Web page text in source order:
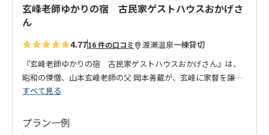
玄峰老師ゆかりの宿 古民家ゲストハウスおかげさ
ん
4.7716 件の口コミ 渡瀬温泉一棟貸切
『玄峰老師ゆかりの宿 古民家ゲストハウスおかげさん』は、
昭和の傑僧、山本玄峰老師の父 岡本善蔵が、玄峰に家督を譲り
隠居する際に建てられた家屋で、１日１組様限定一棟貸しのお
落ち着きのある古き良き日本の雰囲気を感じさせてくれる築130
年の古民家で、川のせせらぎを聴きながら、日常から離れたひ
すべて見る
プラン一例